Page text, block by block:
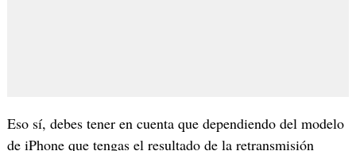
Eso sí, debes tener en cuenta que dependiendo del modelo
de iPhone que tengas el resultado de la retransmisión